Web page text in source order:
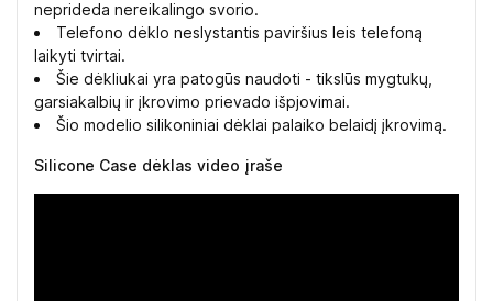
neprideda nereikalingo svorio.
Telefono dėklo neslystantis paviršius leis telefoną
laikyti tvirtai.
Šie dėkliukai yra patogūs naudoti - tikslūs mygtukų,
garsiakalbių ir įkrovimo prievado išpjovimai.
Šio modelio silikoniniai dėklai palaiko belaidį įkrovimą.
Silicone Case dėklas video įraše